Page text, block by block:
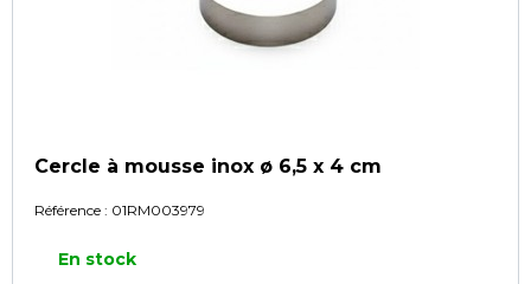
Cercle à mousse inox ø 6,5 x 4 cm
Référence : 01RM003979
En stock